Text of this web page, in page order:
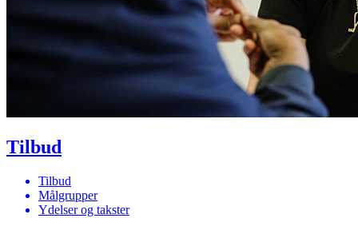
Tilbud
Tilbud
Målgrupper
Ydelser og takster